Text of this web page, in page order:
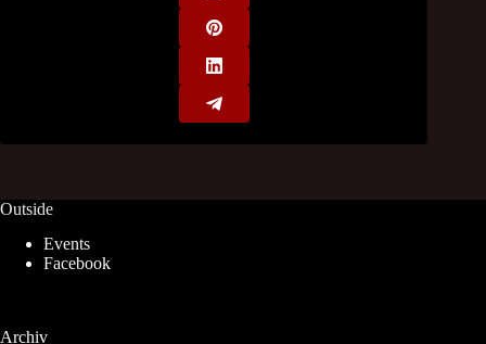
Outside
Events
Facebook
Archiv